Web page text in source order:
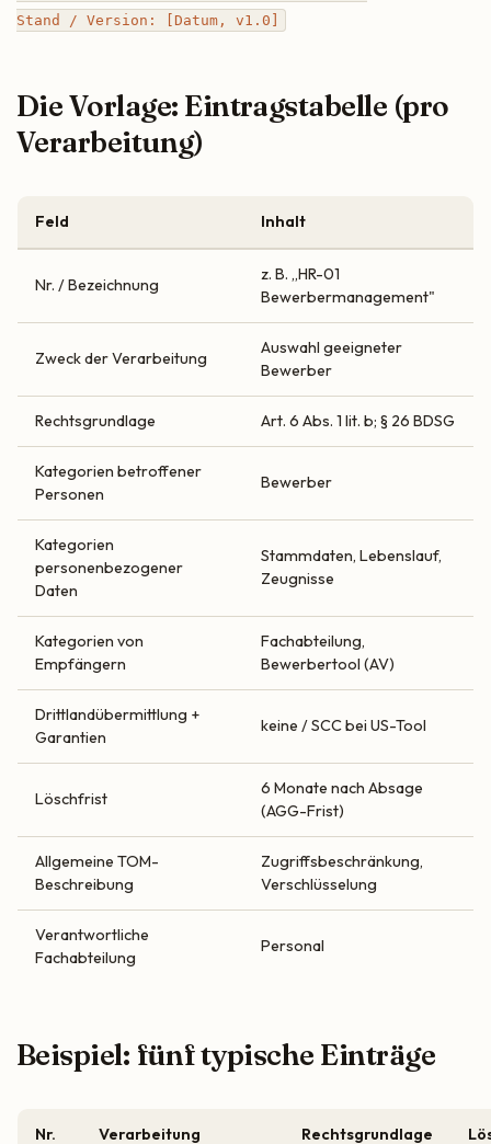
Die Vorlage: Eintragstabelle (pro
Verarbeitung)
Feld Inhalt
Nr. / Bezeichnung
z. B. „HR-01
Bewerbermanagement"
Zweck der Verarbeitung
Auswahl geeigneter
Bewerber
Rechtsgrundlage Art. 6 Abs. 1 lit. b; § 26 BDSG
Kategorien betroffener
Personen
Bewerber
Kategorien
personenbezogener
Daten
Stammdaten, Lebenslauf,
Zeugnisse
Kategorien von
Empfängern
Fachabteilung,
Bewerbertool (AV)
Drittlandübermittlung +
Garantien
keine / SCC bei US-Tool
Löschfrist
6 Monate nach Absage
(AGG-Frist)
Allgemeine TOM-
Beschreibung
Zugriffsbeschränkung,
Verschlüsselung
Verantwortliche
Fachabteilung
Personal
Beispiel: fünf typische Einträge
Nr. Verarbeitung Rechtsgrundlage